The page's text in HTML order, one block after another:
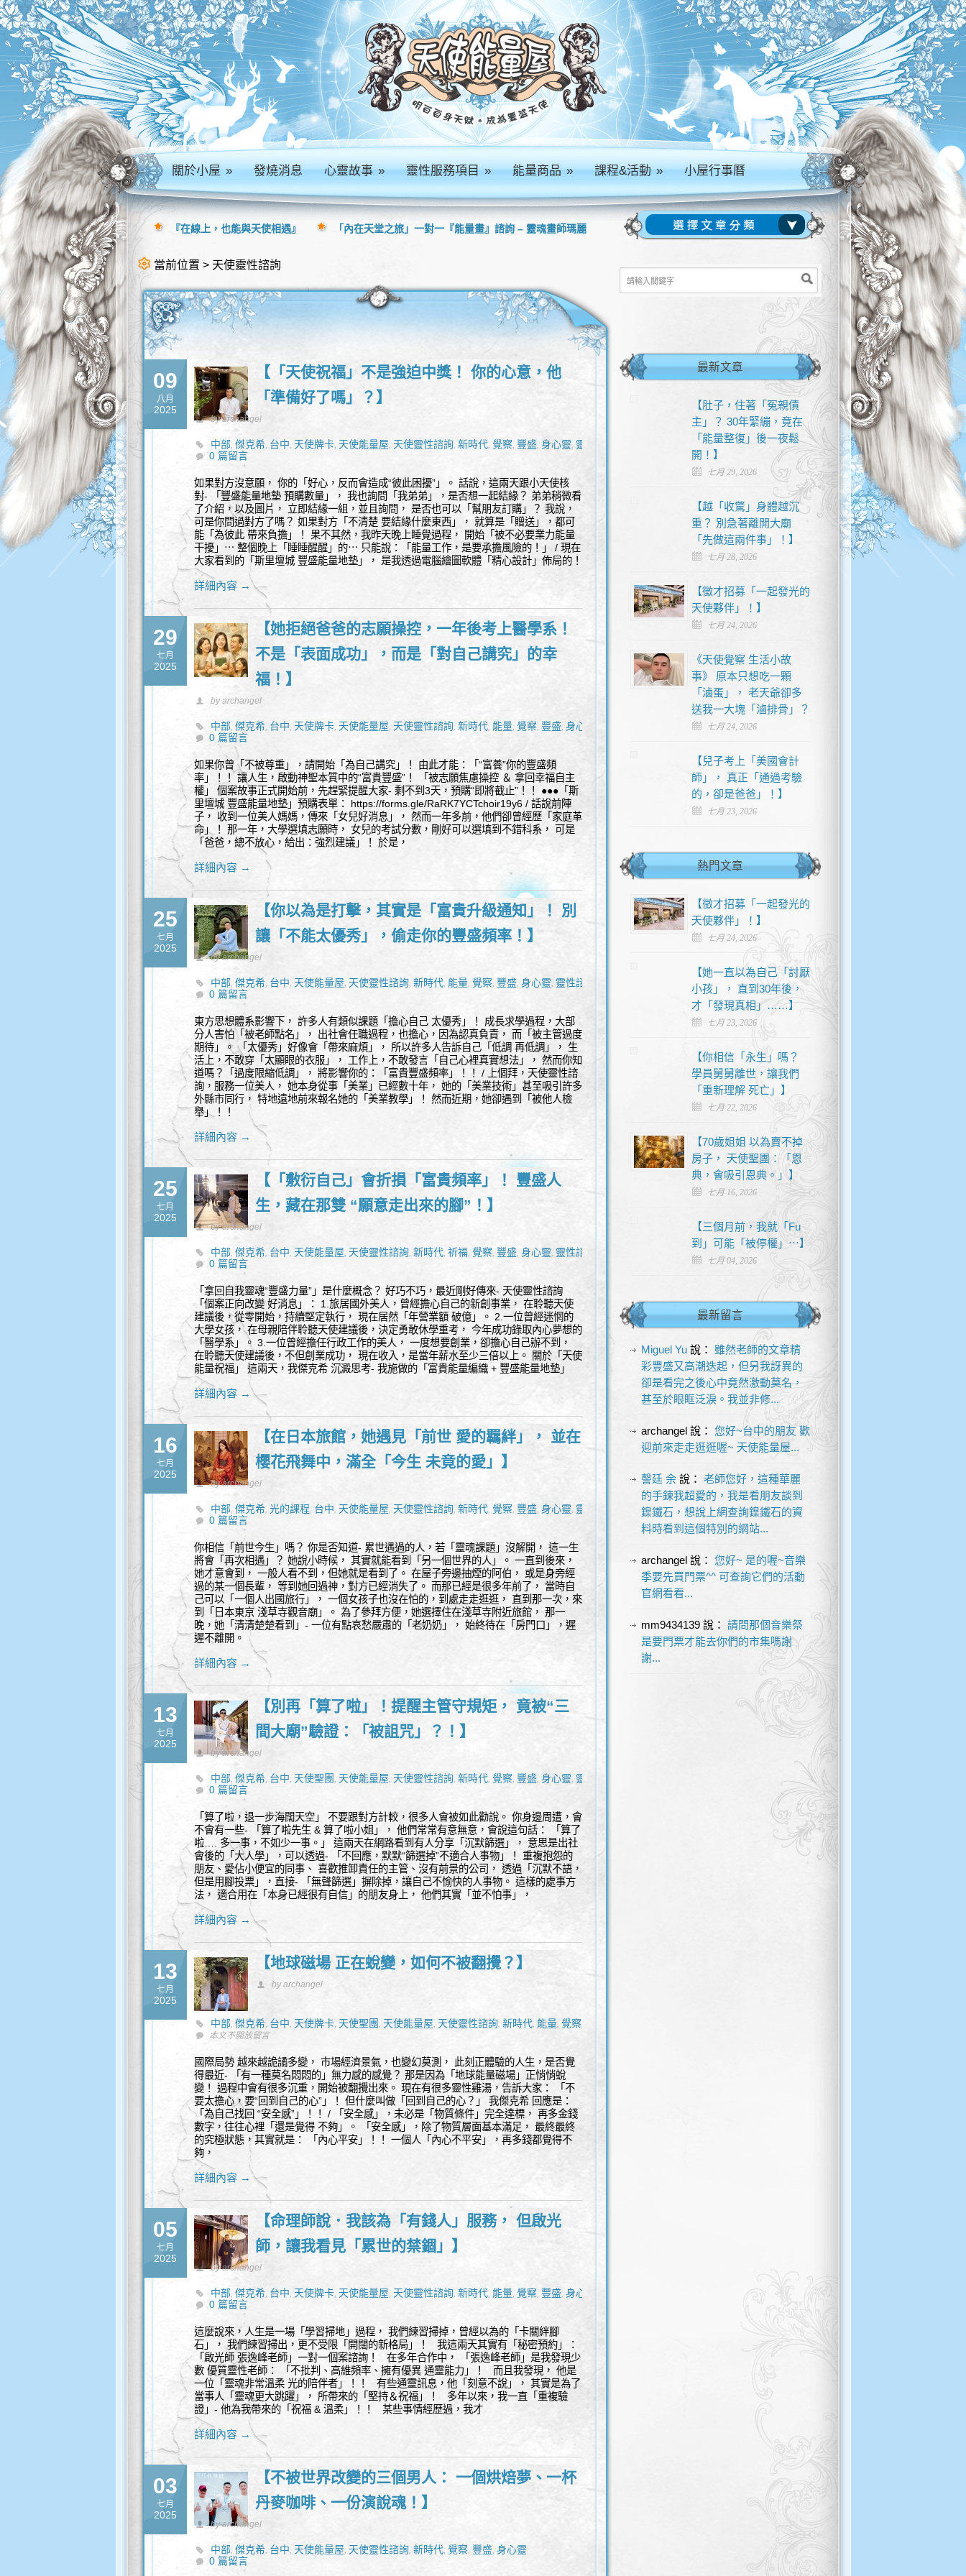
關於小屋» 發燒消息 心靈故事» 靈性服務項目» 能量商品» 課程&活動» 小屋行事曆
當前位置 > 天使靈性諮詢
09
八月
2025
【「天使祝福」不是強迫中獎！ 你的心意，他
「準備好了嗎」？】
by archangel
中部, 傑克希, 台中, 天使牌卡, 天使能量屋, 天使靈性諮詢, 新時代, 覺察, 豐盛, 身心靈, 靈性
諮詢
0 篇留言
如果對方沒意願， 你的「好心，反而會造成“彼此困擾”」。 話說，這兩天跟小天使核
對- 「豐盛能量地墊 預購數量」， 我也詢問「我弟弟」，是否想一起結緣？ 弟弟稍微看
了介紹，以及圖片， 立即結緣一組，並且詢問， 是否也可以「幫朋友訂購」？ 我說，
可是你問過對方了嗎？ 如果對方「不清楚 要結緣什麼東西」， 就算是「贈送」，都可
能「為彼此 帶來負擔」！ 果不其然，我昨天晚上睡覺過程， 開始「被不必要業力能量
干擾」⋯ 整個晚上「睡睡醒醒」的⋯ 只能說：「能量工作，是要承擔風險的！」 / 現在
大家看到的「斯里壇城 豐盛能量地墊」， 是我透過電腦繪圖軟體「精心設計」佈局的！
詳細內容 →
29
七月
2025
【她拒絕爸爸的志願操控，一年後考上醫學系！
不是「表面成功」，而是「對自己講究」的幸
福！】
by archangel
中部, 傑克希, 台中, 天使牌卡, 天使能量屋, 天使靈性諮詢, 新時代, 能量, 覺察, 豐盛, 身心靈
靈性諮詢
0 篇留言
如果你曾「不被尊重」，請開始「為自己講究」！ 由此才能：「“富養”你的豐盛頻
率」！！ 讓人生，啟動神聖本質中的“富貴豐盛”！ 「被志願焦慮操控 ＆ 拿回幸福自主
權」 個案故事正式開始前，先趕緊提醒大家- 剩不到3天，預購“即將截止”！！ ●●●「斯
里壇城 豐盛能量地墊」預購表單： https://forms.gle/RaRK7YCTchoir19y6 / 話說前陣
子， 收到一位美人媽媽，傳來「女兒好消息」， 然而一年多前，他們卻曾經歷「家庭革
命」！ 那一年，大學選填志願時， 女兒的考試分數，剛好可以選填到不錯科系， 可是
「爸爸，總不放心，給出：強烈建議」！ 於是，
詳細內容 →
25
七月
2025
【你以為是打擊，其實是「富貴升級通知」！ 別
讓「不能太優秀」，偷走你的豐盛頻率！】
by archangel
中部, 傑克希, 台中, 天使能量屋, 天使靈性諮詢, 新時代, 能量, 覺察, 豐盛, 身心靈, 靈性諮詢
0 篇留言
東方思想體系影響下， 許多人有類似課題「擔心自己 太優秀」！ 成長求學過程，大部
分人害怕「被老師點名」， 出社會任職過程，也擔心，因為認真負責， 而「被主管過度
期待」。 「太優秀」好像會「帶來麻煩」， 所以許多人告訴自己「低調 再低調」， 生
活上，不敢穿「太顯眼的衣服」， 工作上，不敢發言「自己心裡真實想法」， 然而你知
道嗎？「過度限縮低調」， 將影響你的：「富貴豐盛頻率」！！ / 上個拜，天使靈性諮
詢，服務一位美人， 她本身從事「美業」已經數十年， 她的「美業技術」甚至吸引許多
外縣市同行， 特地遠地前來報名她的「美業教學」！ 然而近期，她卻遇到「被他人檢
舉」！！
詳細內容 →
25
七月
2025
【「敷衍自己」會折損「富貴頻率」！ 豐盛人
生，藏在那雙 “願意走出來的腳”！】
by archangel
中部, 傑克希, 台中, 天使能量屋, 天使靈性諮詢, 新時代, 祈福, 覺察, 豐盛, 身心靈, 靈性諮詢
0 篇留言
「拿回自我靈魂“豐盛力量”」是什麼概念？ 好巧不巧，最近剛好傳來- 天使靈性諮詢
「個案正向改變 好消息」： 1.旅居國外美人，曾經擔心自己的新創事業， 在聆聽天使
建議後，從零開始，持續堅定執行， 現在居然「年營業額 破億」。 2.一位曾經迷惘的
大學女孩， 在母親陪伴聆聽天使建議後，決定勇敢休學重考， 今年成功錄取內心夢想的
「醫學系」。 3.一位曾經擔任行政工作的美人， 一度想要創業，卻擔心自己辦不到，
在聆聽天使建議後，不但創業成功， 現在收入，是當年薪水至少三倍以上。 關於「天使
能量祝福」 這兩天，我傑克希 沉澱思考- 我施做的「富貴能量編織 + 豐盛能量地墊」
詳細內容 →
16
七月
2025
【在日本旅館，她遇見「前世 愛的羈絆」， 並在
櫻花飛舞中，滿全「今生 未竟的愛」】
by archangel
中部, 傑克希, 光的課程, 台中, 天使能量屋, 天使靈性諮詢, 新時代, 覺察, 豐盛, 身心靈, 靈性
諮詢
0 篇留言
你相信「前世今生」嗎？ 你是否知道- 累世遇過的人，若「靈魂課題」沒解開， 這一生
將會「再次相遇」？ 她說小時候， 其實就能看到「另一個世界的人」。 一直到後來，
她才意會到， 一般人看不到，但她就是看到了。 在屋子旁邊抽煙的阿伯， 或是身旁經
過的某一個長輩， 等到她回過神，對方已經消失了。 而那已經是很多年前了， 當時自
己可以「一個人出國旅行」， 一個女孩子也沒在怕的，到處走走逛逛， 直到那一次，來
到「日本東京 淺草寺觀音廟」。 為了參拜方便，她選擇住在淺草寺附近旅館， 那一
晚，她「清清楚楚看到」- 一位有點哀愁嚴肅的「老奶奶」， 始終待在「房門口」，遲
遲不離開。
詳細內容 →
13
七月
2025
【別再「算了啦」！提醒主管守規矩， 竟被“三
間大廟”驗證：「被詛咒」？！】
by archangel
中部, 傑克希, 台中, 天使聖團, 天使能量屋, 天使靈性諮詢, 新時代, 覺察, 豐盛, 身心靈, 靈性
諮詢
0 篇留言
「算了啦，退一步海闊天空」 不要跟對方計較，很多人會被如此勸說。 你身邊周遭，會
不會有一些- 「算了啦先生 & 算了啦小姐」， 他們常常有意無意，會說這句話： 「算了
啦…. 多一事，不如少一事。」 這兩天在網路看到有人分享「沉默篩選」， 意思是出社
會後的「大人學」，可以透過- 「不回應，默默“篩選掉”不適合人事物」！ 重複抱怨的
朋友、愛佔小便宜的同事、 喜歡推卸責任的主管、沒有前景的公司， 透過「沉默不語，
但是用腳投票」，直接- 「無聲篩選」摒除掉，讓自己不愉快的人事物。 這樣的處事方
法， 適合用在「本身已經很有自信」的朋友身上， 他們其實「並不怕事」，
詳細內容 →
13
七月
2025
【地球磁場 正在蛻變，如何不被翻攪？】
by archangel
中部, 傑克希, 台中, 天使牌卡, 天使聖團, 天使能量屋, 天使靈性諮詢, 新時代, 能量, 覺察,
盛,靈性諮詢
本文不開放留言
國際局勢 越來越詭譎多變， 市場經濟景氣，也變幻莫測， 此刻正體驗的人生，是否覺
得最近- 「有一種莫名悶悶的」無力感的感覺？ 那是因為「地球能量磁場」正悄悄蛻
變！ 過程中會有很多沉重，開始被翻攪出來。 現在有很多靈性雞湯，告訴大家： 「不
要太擔心，要“回到自己的心”」！ 但什麼叫做「回到自己的心？」 我傑克希 回應是：
「為自己找回 “安全感”」！！ / 「安全感」，未必是「物質條件」完全達標， 再多金錢
數字，往往心裡「還是覺得 不夠」。 「安全感」，除了物質層面基本滿足， 最終最終
的究極狀態，其實就是： 「內心平安」！！ 一個人「內心不平安」，再多錢都覺得不
夠，
詳細內容 →
05
七月
2025
【命理師說．我該為「有錢人」服務， 但啟光
師，讓我看見「累世的禁錮」】
by archangel
中部, 傑克希, 台中, 天使牌卡, 天使能量屋, 天使靈性諮詢, 新時代, 能量, 覺察, 豐盛, 身心靈
0 篇留言
這麼說來，人生是一場「學習掃地」過程， 我們練習掃掉，曾經以為的「卡關絆腳
石」， 我們練習掃出，更不受限「開闊的新格局」！ 我這兩天其實有「秘密預約」：
「啟光師 張逸峰老師」一對一個案諮詢！ 在多年合作中， 「張逸峰老師」是我發現少
數 優質靈性老師： 「不批判、高維頻率、擁有優異 通靈能力」！ 而且我發現， 他是
一位「靈魂非常溫柔 光的陪伴者」！！ 有些通靈訊息，他「刻意不說」， 其實是為了
當事人「靈魂更大跳躍」， 所帶來的「堅持＆祝福」！ 多年以來，我一直「重複驗
證」- 他為我帶來的「祝福 & 溫柔」！！ 某些事情經歷過，我才
詳細內容 →
03
七月
2025
【不被世界改變的三個男人： 一個烘焙夢、一杯
丹麥咖啡、一份演說魂！】
by archangel
中部, 傑克希, 台中, 天使能量屋, 天使靈性諮詢, 新時代, 覺察, 豐盛, 身心靈
0 篇留言
最新文章
【肚子，住著「冤親債
主」？ 30年緊繃，竟在
「能量整復」後一夜鬆
開！】
七月 29, 2026
【越「收驚」身體越沉
重？ 別急著離開大廟
「先做這兩件事」！】
七月 28, 2026
【徵才招募「一起發光的
天使夥伴」！】
七月 24, 2026
《天使覺察 生活小故
事》 原本只想吃一顆
「滷蛋」， 老天爺卻多
送我一大塊「滷排骨」？
七月 24, 2026
【兒子考上「美國會計
師」， 真正「通過考驗
的，卻是爸爸」！】
七月 23, 2026
熱門文章
【徵才招募「一起發光的
天使夥伴」！】
七月 24, 2026
【她一直以為自己「討厭
小孩」， 直到30年後，
才「發現真相」……】
七月 23, 2026
【你相信「永生」嗎？
學員舅舅離世，讓我們
「重新理解 死亡」】
七月 22, 2026
【70歲姐姐 以為賣不掉
房子， 天使聖團：「恩
典，會吸引恩典。」】
七月 16, 2026
【三個月前，我就「Fu
到」可能「被停權」⋯】
七月 04, 2026
最新留言
Miguel Yu說： 雖然老師的文章精
彩豐盛又高潮迭起，但另我訝異的
卻是看完之後心中竟然激動莫名，
甚至於眼眶泛淚。我並非修...
archangel說： 您好~台中的朋友 歡
迎前來走走逛逛喔~ 天使能量屋...
謦廷 余說： 老師您好，這種華麗
的手鍊我超愛的，我是看朋友談到
鎳鐵石，想說上網查詢鎳鐵石的資
料時看到這個特別的網站...
archangel說： 您好~ 是的喔~音樂
季要先買門票^^ 可查詢它們的活動
官網看看...
mm9434139說： 請問那個音樂祭
是要門票才能去你們的市集嗎謝
謝...
『在線上，也能與天使相遇』 「內在天堂之旅」一對一『能量畫』諮詢 – 靈魂畫師瑪麗